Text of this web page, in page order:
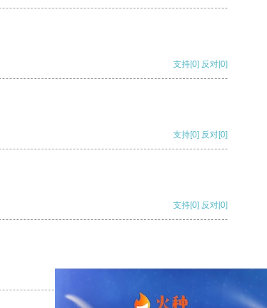
支持[0] 反对[0]
支持[0] 反对[0]
支持[0] 反对[0]